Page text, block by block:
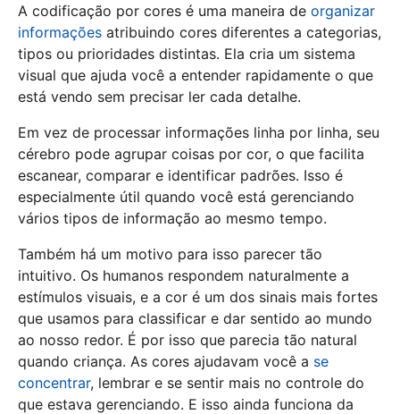
A codificação por cores é uma maneira de organizar
informações atribuindo cores diferentes a categorias,
tipos ou prioridades distintas. Ela cria um sistema
visual que ajuda você a entender rapidamente o que
está vendo sem precisar ler cada detalhe.
Em vez de processar informações linha por linha, seu
cérebro pode agrupar coisas por cor, o que facilita
escanear, comparar e identificar padrões. Isso é
especialmente útil quando você está gerenciando
vários tipos de informação ao mesmo tempo.
Também há um motivo para isso parecer tão
intuitivo. Os humanos respondem naturalmente a
estímulos visuais, e a cor é um dos sinais mais fortes
que usamos para classificar e dar sentido ao mundo
ao nosso redor. É por isso que parecia tão natural
quando criança. As cores ajudavam você a se
concentrar, lembrar e se sentir mais no controle do
que estava gerenciando. E isso ainda funciona da